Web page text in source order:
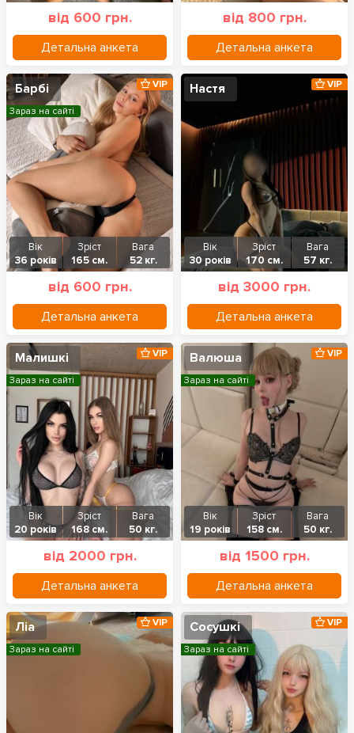
від 600 грн.
Детальна анкета
від 800 грн.
Детальна анкета
Барбі
Вік
36 років
Зріст
165 см.
Вага
52 кг.
від 600 грн.
Детальна анкета
VIP
Зараз на сайті
Настя
Вік
30 років
Зріст
170 см.
Вага
57 кг.
від 3000 грн.
Детальна анкета
VIP
Малишкі
Вік
20 років
Зріст
168 см.
Вага
50 кг.
від 2000 грн.
Детальна анкета
VIP
Зараз на сайті
Валюша
Вік
19 років
Зріст
158 см.
Вага
50 кг.
від 1500 грн.
Детальна анкета
VIP
Зараз на сайті
Ліа VIP
Зараз на сайті
Сосушкі VIP
Зараз на сайті